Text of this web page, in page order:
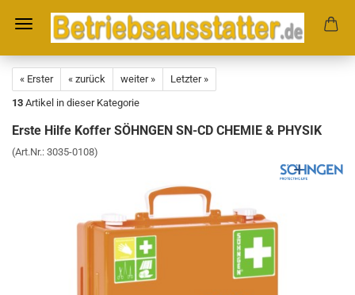
« Erster « zurück weiter »
Letzter »
13 Artikel in dieser Kategorie
Erste Hilfe Koffer SÖHNGEN SN-CD CHEMIE & PHYSIK
(Art.Nr.: 3035-0108)